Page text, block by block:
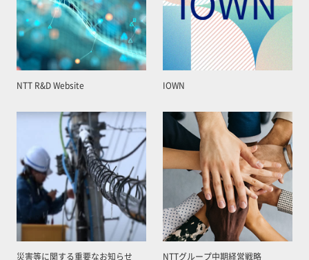
NTT R&D Website IOWN
災害等に関する重要なお知らせ NTTグループ中期経営戦略